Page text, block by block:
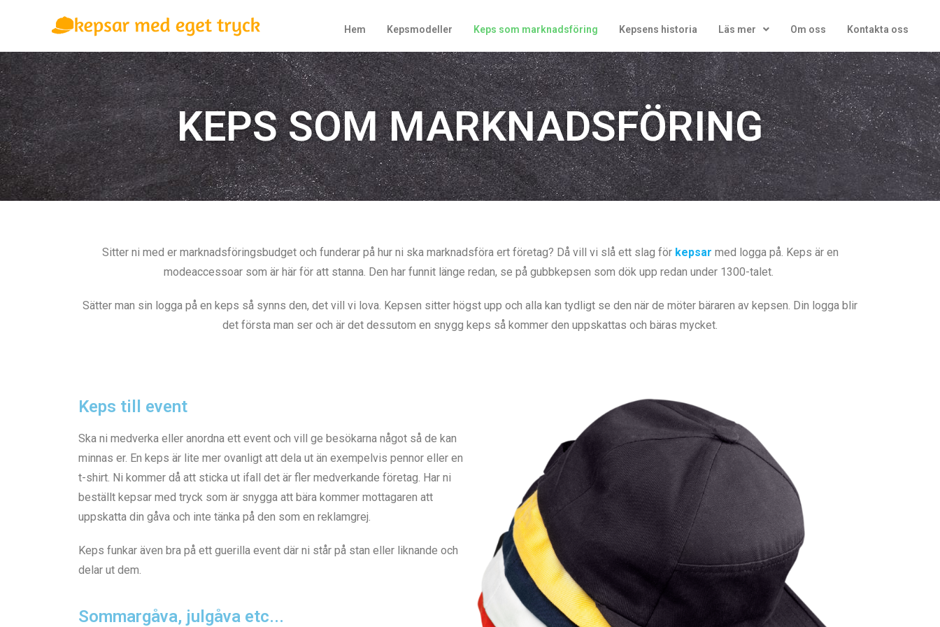
Hem Kepsmodeller Keps som marknadsföring Kepsens historia Läs mer Om oss Kontakta oss
KEPS SOM MARKNADSFÖRING
Sitter ni med er marknadsföringsbudget och funderar på hur ni ska marknadsföra ert företag? Då vill vi slå ett slag för kepsar med logga på. Keps är en
modeaccessoar som är här för att stanna. Den har funnit länge redan, se på gubbkepsen som dök upp redan under 1300-talet.
Sätter man sin logga på en keps så synns den, det vill vi lova. Kepsen sitter högst upp och alla kan tydligt se den när de möter bäraren av kepsen. Din logga blir
det första man ser och är det dessutom en snygg keps så kommer den uppskattas och bäras mycket.
Keps till event
Ska ni medverka eller anordna ett event och vill ge besökarna något så de kan
minnas er. En keps är lite mer ovanligt att dela ut än exempelvis pennor eller en
t-shirt. Ni kommer då att sticka ut ifall det är fler medverkande företag. Har ni
beställt kepsar med tryck som är snygga att bära kommer mottagaren att
uppskatta din gåva och inte tänka på den som en reklamgrej.
Keps funkar även bra på ett guerilla event där ni står på stan eller liknande och
delar ut dem.
Sommargåva, julgåva etc...